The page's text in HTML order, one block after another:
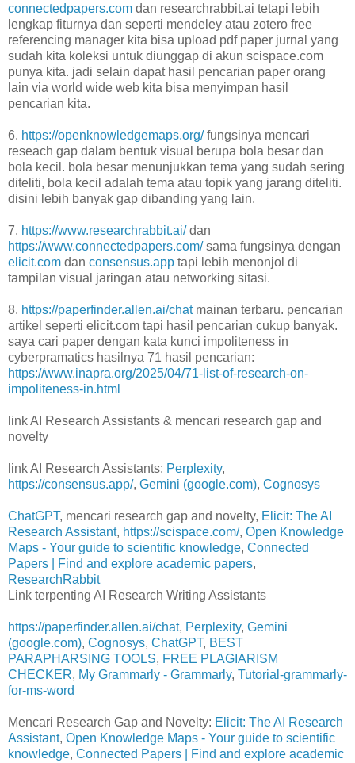
connectedpapers.com dan researchrabbit.ai tetapi lebih
lengkap fiturnya dan seperti mendeley atau zotero free
referencing manager kita bisa upload pdf paper jurnal yang
sudah kita koleksi untuk diunggap di akun scispace.com
punya kita. jadi selain dapat hasil pencarian paper orang
lain via world wide web kita bisa menyimpan hasil
pencarian kita.
6. https://openknowledgemaps.org/fungsinya mencari
reseach gap dalam bentuk visual berupa bola besar dan
bola kecil. bola besar menunjukkan tema yang sudah sering
diteliti, bola kecil adalah tema atau topik yang jarang diteliti.
disini lebih banyak gap dibanding yang lain.
7. https://www.researchrabbit.ai/dan
https://www.connectedpapers.com/sama fungsinya dengan
elicit.com dan consensus.app tapi lebih menonjol di
tampilan visual jaringan atau networking sitasi.
8. https://paperfinder.allen.ai/chatmainan terbaru. pencarian
artikel seperti elicit.com tapi hasil pencarian cukup banyak.
saya cari paper dengan kata kunci impoliteness in
cyberpramatics hasilnya 71 hasil pencarian:
https://www.inapra.org/2025/04/71-list-of-research-on-
impoliteness-in.html
link AI Research Assistants & mencari research gap and
novelty
link AI Research Assistants: Perplexity,
https://consensus.app/, Gemini (google.com), Cognosys
ChatGPT, mencari research gap and novelty, Elicit: The AI
Research Assistant, https://scispace.com/, Open Knowledge
Maps - Your guide to scientific knowledge, Connected
Papers | Find and explore academic papers,
ResearchRabbit
Link terpenting AI Research Writing Assistants
https://paperfinder.allen.ai/chat, Perplexity, Gemini
(google.com), Cognosys, ChatGPT, BEST
PARAPHARSING TOOLS, FREE PLAGIARISM
CHECKER, My Grammarly - Grammarly, Tutorial-grammarly-
for-ms-word
Mencari Research Gap and Novelty: Elicit: The AI Research
Assistant, Open Knowledge Maps - Your guide to scientific
knowledge, Connected Papers | Find and explore academic